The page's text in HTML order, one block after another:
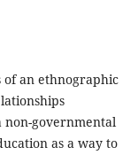
of an ethnographic
non-governmental
as a way to